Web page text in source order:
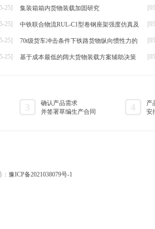
大棚草帘
草袋
草绳
草片
25] 集装箱箱内货物装载加固研究
25]
中铁联合物流RUL-C1型卷钢座架强度仿真及
25]
70t级货车冲击条件下铁路货物纵向惯性力的
25] 基于成本最低的阔大货物装载方案辅助决策
确认产品需求
并签署草编生产合同
产
安
豫ICP备2021038079号-1